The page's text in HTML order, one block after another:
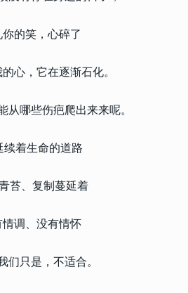
你的笑，心碎了
心，它在逐渐石化。
从哪些伤疤爬出来来呢。
续着生命的道路
苔、复制蔓延着
情调、没有情怀
们只是，不适合。